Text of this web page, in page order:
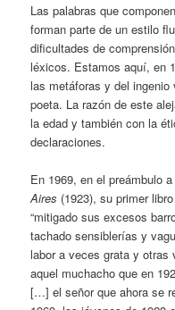
Las palabras que
forman parte de un estilo
dificultades de
léxicos. Estamos aquí, en
las metáforas y del ingenio
poeta. La razón de este
la edad y también con la
declaraciones.
En 1969, en el preámbulo
Aires (1923), su primer
“mitigado sus excesos
tachado sensiblerías y
labor a veces grata y otras
aquel muchacho que en
[…] el señor que ahora se